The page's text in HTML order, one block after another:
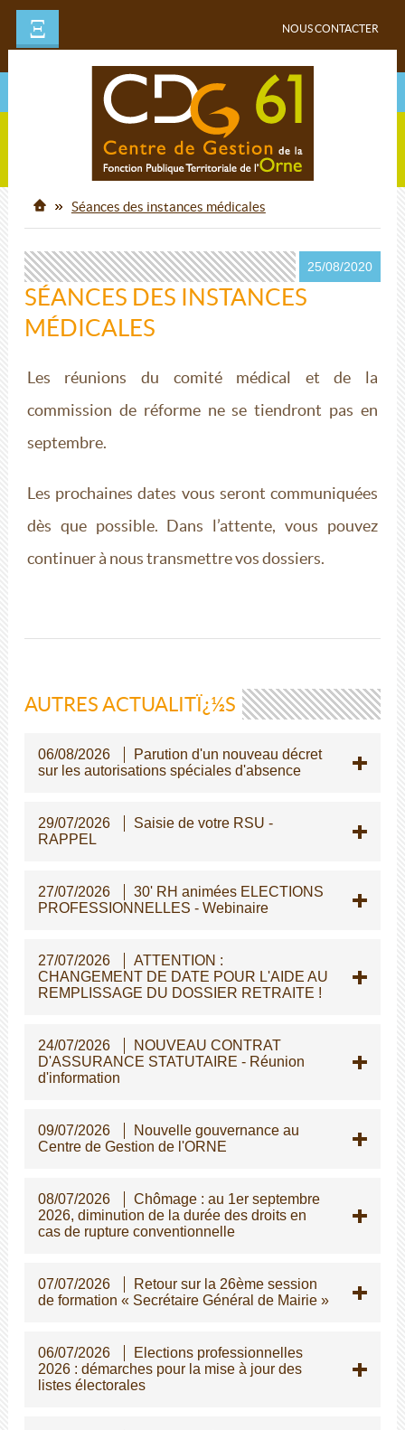
Ξ NOUS CONTACTER
Séances des instances médicales
25/08/2020
SÉANCES DES INSTANCES
MÉDICALES
Les réunions du comité médical et de la
commission de réforme ne se tiendront pas en
septembre.
Les prochaines dates vous seront communiquées
dès que possible. Dans l’attente, vous pouvez
continuer à nous transmettre vos dossiers.
AUTRES ACTUALITÏ¿½S
06/08/2026
Parution d'un nouveau décret
sur les autorisations spéciales d'absence
29/07/2026
Saisie de votre RSU -
RAPPEL
27/07/2026
30' RH animées ELECTIONS
PROFESSIONNELLES - Webinaire
27/07/2026
ATTENTION :
CHANGEMENT DE DATE POUR L'AIDE AU
REMPLISSAGE DU DOSSIER RETRAITE !
24/07/2026
NOUVEAU CONTRAT
D'ASSURANCE STATUTAIRE - Réunion
d'information
09/07/2026
Nouvelle gouvernance au
Centre de Gestion de l'ORNE
08/07/2026
Chômage : au 1er septembre
2026, diminution de la durée des droits en
cas de rupture conventionnelle
07/07/2026
Retour sur la 26ème session
de formation « Secrétaire Général de Mairie »
06/07/2026
Elections professionnelles
2026 : démarches pour la mise à jour des
listes électorales